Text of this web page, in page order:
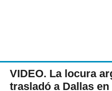
VIDEO. La locura
trasladó a Dallas